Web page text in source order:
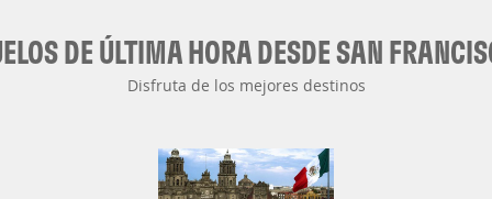
DE ÚLTIMA HORA DESDE SAN
Disfruta de los mejores destinos